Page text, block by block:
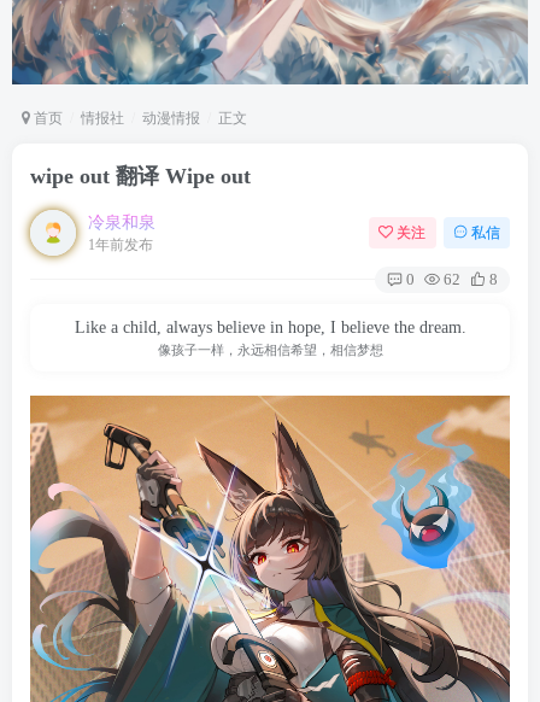
首页 情报社 动漫情报 正文
wipe out 翻译 Wipe out
冷泉和泉
1年前发布
关注 私信
0 62 8
Like a child, always believe in hope, I believe the dream.
像孩子一样，永远相信希望，相信梦想